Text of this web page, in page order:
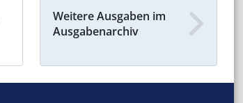
Weitere Ausgaben im
Ausgabenarchiv